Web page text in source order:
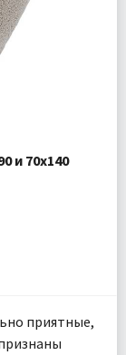
и 70х140
2 шт
приятные,